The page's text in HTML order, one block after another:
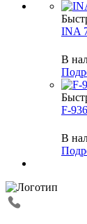
INA
В
F-
В